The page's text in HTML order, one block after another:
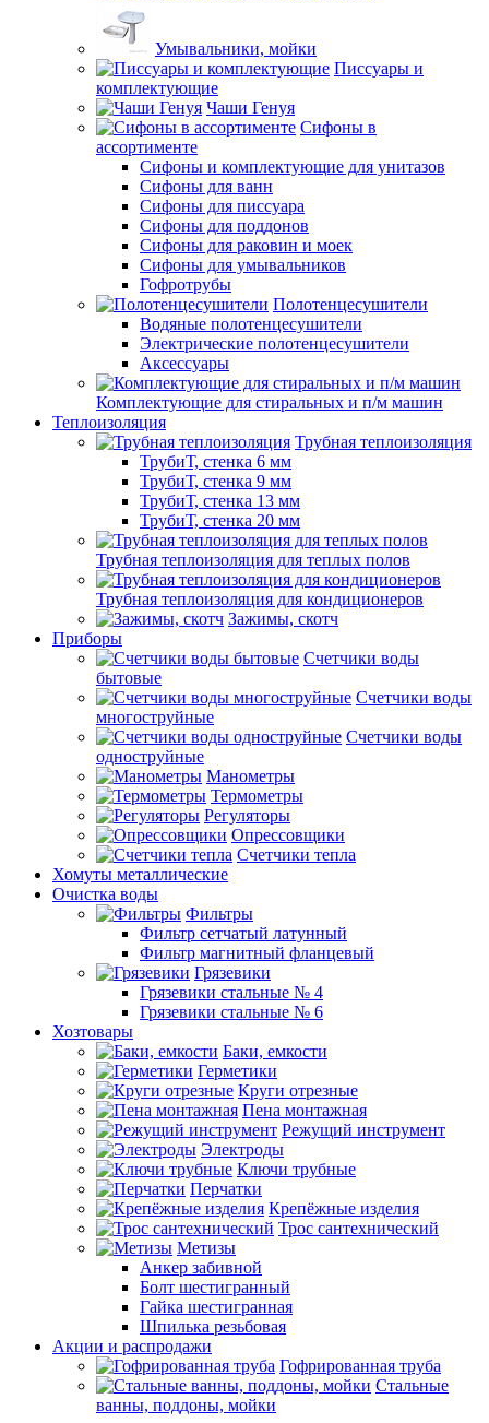
Умывальники, мойки
Писсуары и
комплектующие
Чаши Генуя
Сифоны в
ассортименте
Сифоны и комплектующие для унитазов
Сифоны для ванн
Сифоны для писсуара
Сифоны для поддонов
Сифоны для раковин и моек
Сифоны для умывальников
Гофротрубы
Полотенцесушители
Водяные полотенцесушители
Электрические полотенцесушители
Аксессуары
Комплектующие для стиральных и п/м машин
Теплоизоляция
Трубная теплоизоляция
ТрубиТ, стенка 6 мм
ТрубиТ, стенка 9 мм
ТрубиТ, стенка 13 мм
ТрубиТ, стенка 20 мм
Трубная теплоизоляция для теплых полов
Трубная теплоизоляция для кондиционеров
Зажимы, скотч
Приборы
Счетчики воды
бытовые
Счетчики воды
многоструйные
Счетчики воды
одноструйные
Манометры
Термометры
Регуляторы
Опрессовщики
Счетчики тепла
Хомуты металлические
Очистка воды
Фильтры
Фильтр сетчатый латунный
Фильтр магнитный фланцевый
Грязевики
Грязевики стальные № 4
Грязевики стальные № 6
Хозтовары
Баки, емкости
Герметики
Круги отрезные
Пена монтажная
Режущий инструмент
Электроды
Ключи трубные
Перчатки
Крепёжные изделия
Трос сантехнический
Метизы
Анкер забивной
Болт шестигранный
Гайка шестигранная
Шпилька резьбовая
Акции и распродажи
Гофрированная труба
Стальные
ванны, поддоны, мойки